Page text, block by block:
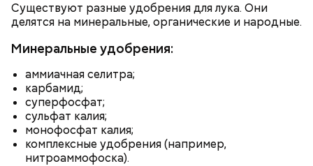
Существуют разные удобрения для лука. Они
делятся на минеральные, органические и народные.
Минеральные удобрения:
аммиачная селитра;
карбамид;
суперфосфат;
сульфат калия;
монофосфат калия;
комплексные удобрения (например,
нитроаммофоска).
свежий базилик;
сливки жирностью 20 процентов.
пахнет, значит, ее созревание ускорили или
сорвали недозревшей. Она может быть мягкой, но